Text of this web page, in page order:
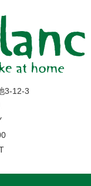
3-12-3